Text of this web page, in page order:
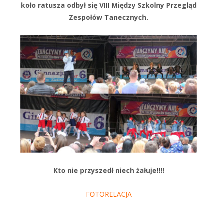
koło ratusza odbył się VIII Między Szkolny Przegląd
Zespołów Tanecznych.
Kto nie przyszedł niech żałuje!!!!
FOTORELACJA